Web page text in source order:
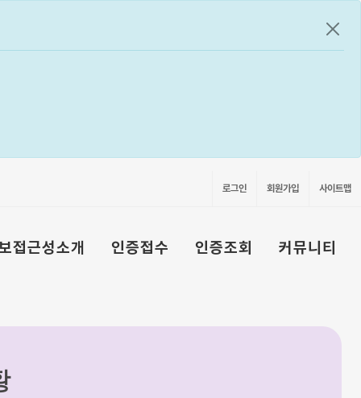
공지
로그인 회원가입 사이트맵
접근성소개 인증접수 인증조회 커뮤니티